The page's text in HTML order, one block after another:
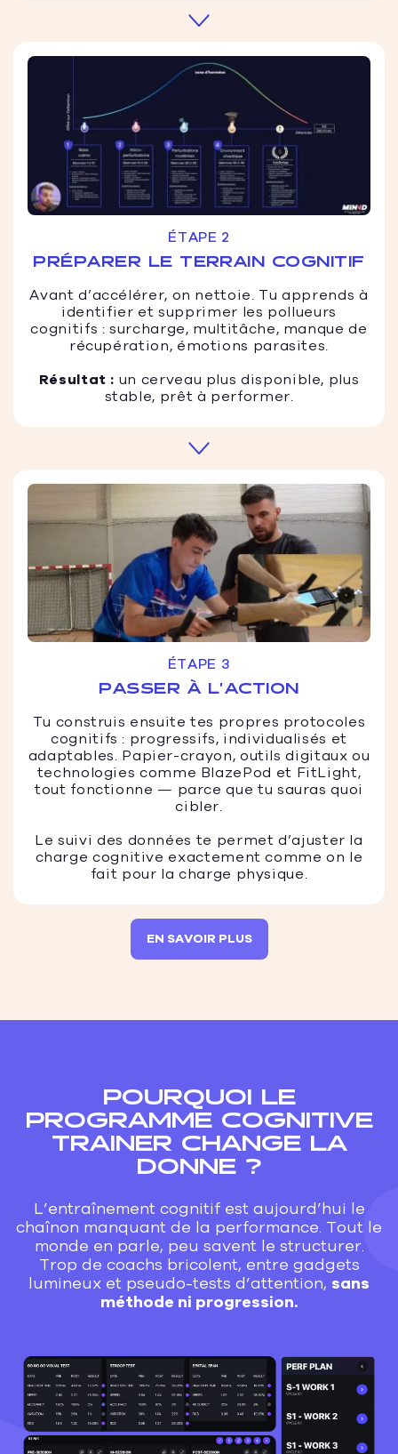
ÉTAPE 2
PRÉPARER LE TERRAIN COGNITIF
Avant d’accélérer, on nettoie. Tu apprends à
identifier et supprimer les pollueurs
cognitifs : surcharge, multitâche, manque de
récupération, émotions parasites.
Résultat : un cerveau plus disponible, plus
stable, prêt à performer.
ÉTAPE 3
PASSER À L’ACTION
Tu construis ensuite tes propres protocoles
cognitifs : progressifs, individualisés et
adaptables. Papier-crayon, outils digitaux ou
technologies comme BlazePod et FitLight,
tout fonctionne — parce que tu sauras quoi
cibler.
Le suivi des données te permet d’ajuster la
charge cognitive exactement comme on le
fait pour la charge physique.
EN SAVOIR PLUS
POURQUOI LE
PROGRAMME COGNITIVE
TRAINER CHANGE LA
DONNE ?
L’entraînement cognitif est aujourd’hui le
chaînon manquant de la performance. Tout le
monde en parle, peu savent le structurer.
Trop de coachs bricolent, entre gadgets
lumineux et pseudo-tests d’attention, sans
méthode ni progression.